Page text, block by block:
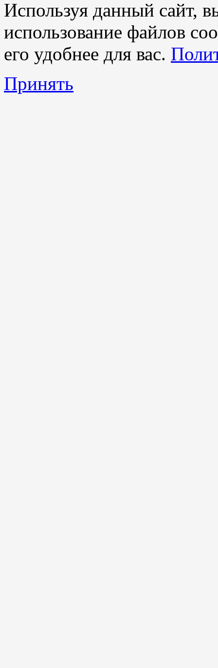
Используя данный сайт,
использование файлов
его удобнее для вас.
Принять